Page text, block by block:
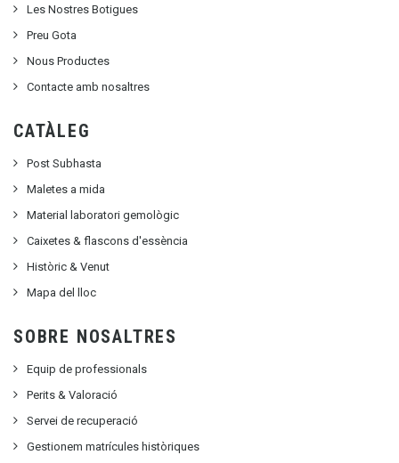
Les Nostres Botigues
Preu Gota
Nous Productes
Contacte amb nosaltres
CATÀLEG
Post Subhasta
Maletes a mida
Material laboratori gemològic
Caixetes & flascons d'essència
Històric & Venut
Mapa del lloc
SOBRE NOSALTRES
Equip de professionals
Perits & Valoració
Servei de recuperació
Gestionem matrícules històriques